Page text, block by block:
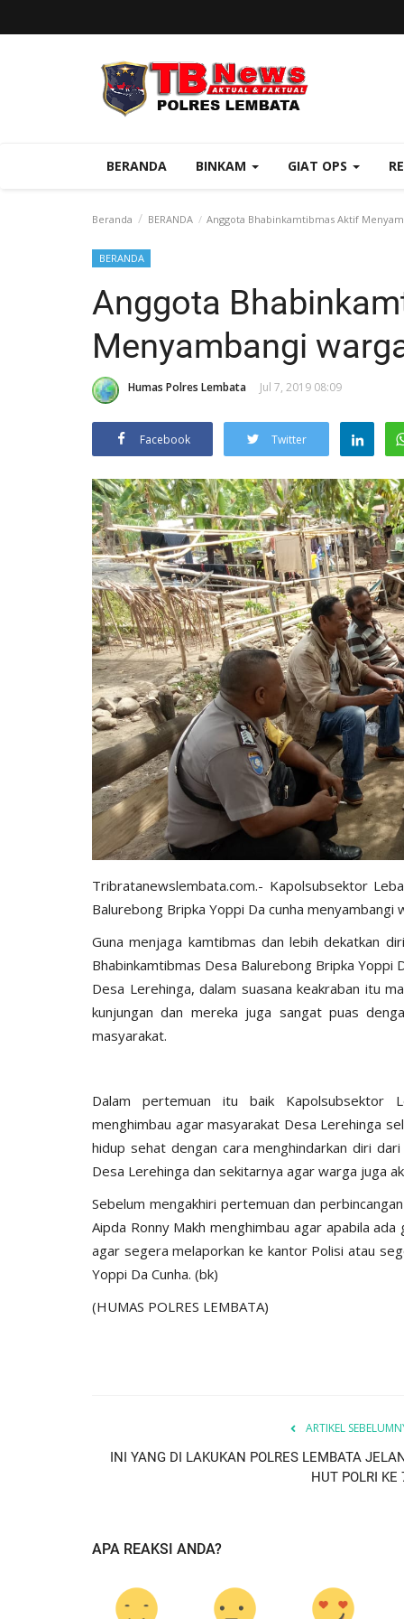
BERANDA BINKAM GIAT OPS
Beranda BERANDA Anggota Bhabinkamtibmas Aktif
BERANDA
Anggota
Menyambangi
Humas Polres Lembata Jul 7, 2019 08:09
Facebook Twitter
Tribratanewslembata.com.- Kapolsubsektor
Balurebong Bripka Yoppi Da cunha
Guna menjaga kamtibmas dan lebih dekatkan
Bhabinkamtibmas Desa Balurebong Bripka Yoppi
Desa Lerehinga, dalam suasana keakraban itu
kunjungan dan mereka juga sangat puas
masyarakat.
Dalam pertemuan itu baik Kapolsubsektor
menghimbau agar masyarakat Desa Lerehinga
hidup sehat dengan cara menghindarkan diri
Desa Lerehinga dan sekitarnya agar warga juga
Sebelum mengakhiri pertemuan dan
Aipda Ronny Makh menghimbau agar apabila
agar segera melaporkan ke kantor Polisi atau
Yoppi Da Cunha. (bk)
(HUMAS POLRES LEMBATA)
ARTIKEL
INI YANG DI LAKUKAN POLRES LEMBATA
HUT POLRI KE
APA REAKSI ANDA?
Waspada TPPO, Kapolres